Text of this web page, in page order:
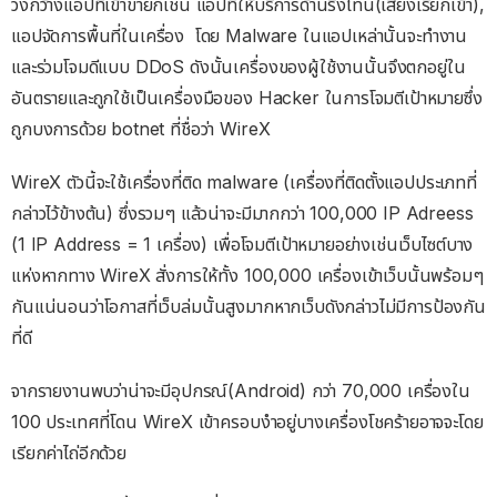
วงกว้างแอปที่เข้าข่ายก็เช่น แอปที่ให้บริการด้านริงโทน(เสียงเรียกเข้า),
แอปจัดการพื้นที่ในเครื่อง โดย Malware ในแอปเหล่านั้นจะทำงาน
และร่วมโจมดีแบบ DDoS ดังนั้นเครื่องของผู้ใช้งานนั้นจึงตกอยู่ใน
อันตรายและถูกใช้เป็นเครื่องมือของ Hacker ในการโจมตีเป้าหมายซึ่ง
ถูกบงการด้วย botnet ที่ชื่อว่า WireX
WireX ตัวนี้จะใช้เครื่องที่ติด malware (เครื่องที่ติดตั้งแอปประเภทที่
กล่าวไว้ข้างต้น) ซึ่งรวมๆ แล้วน่าจะมีมากกว่า 100,000 IP Adreess
(1 IP Address = 1 เครื่อง) เพื่อโจมตีเป้าหมายอย่างเช่นเว็บไซต์บาง
แห่งหากทาง WireX สั่งการให้ทั้ง 100,000 เครื่องเข้าเว็บนั้นพร้อมๆ
กันแน่นอนว่าโอกาสที่เว็บล่มนั้นสูงมากหากเว็บดังกล่าวไม่มีการป้องกัน
ที่ดี
จากรายงานพบว่าน่าจะมีอุปกรณ์(Android) กว่า 70,000 เครื่องใน
100 ประเทศที่โดน WireX เข้าครอบงำอยู่บางเครื่องโชคร้ายอาจจะโดย
เรียกค่าไถ่อีกด้วย